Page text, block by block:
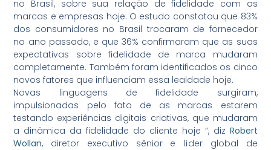
no Brasil, sobre sua relação de fidelidade com as
marcas e empresas hoje. O estudo constatou que 83%
dos consumidores no Brasil trocaram de fornecedor
no ano passado, e que 36% confirmaram que as suas
expectativas sobre fidelidade de marca mudaram
completamente. Também foram identificados os cinco
novos fatores que influenciam essa lealdade hoje.
Novas linguagens de fidelidade surgiram,
impulsionadas pelo fato de as marcas estarem
testando experiências digitais criativas, que mudaram
a dinâmica da fidelidade do cliente hoje “, diz Robert
Wollan, diretor executivo sênior e líder global de